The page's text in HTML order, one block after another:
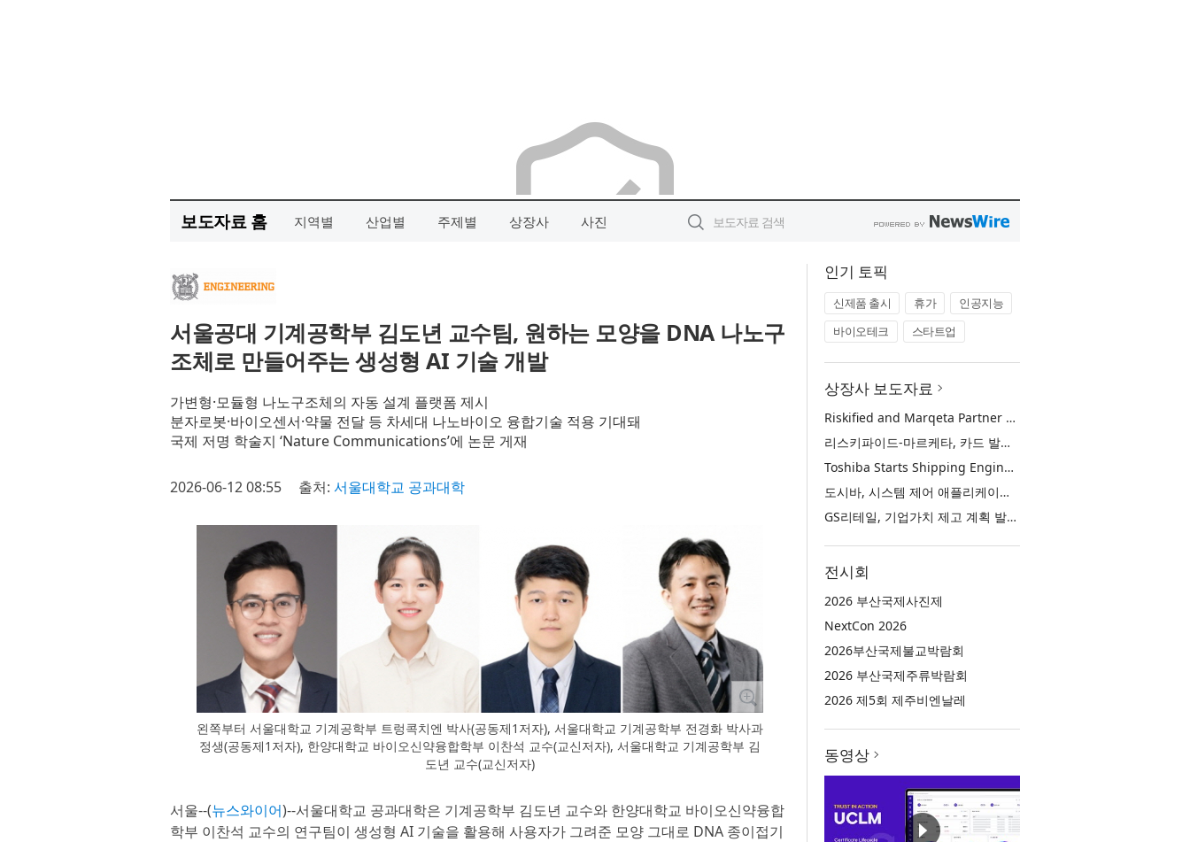
보도자료 홈 지역별 산업별 주제별 상장사 사진
서울공대 기계공학부 김도년 교수팀, 원하는 모양을 DNA 나노구
조체로 만들어주는 생성형 AI 기술 개발
가변형·모듈형 나노구조체의 자동 설계 플랫폼 제시
분자로봇·바이오센서·약물 전달 등 차세대 나노바이오 융합기술 적용 기대돼
국제 저명 학술지 ‘Nature Communications’에 논문 게재
2026-06-12 08:55 출처: 서울대학교 공과대학
왼쪽부터 서울대학교 기계공학부 트렁콕치엔 박사(공동제1저자), 서울대학교 기계공학부 전경화 박사과
정생(공동제1저자), 한양대학교 바이오신약융합학부 이찬석 교수(교신저자), 서울대학교 기계공학부 김
도년 교수(교신저자)
서울--(뉴스와이어)--서울대학교 공과대학은 기계공학부 김도년 교수와 한양대학교 바이오신약융합
학부 이찬석 교수의 연구팀이 생성형 AI 기술을 활용해 사용자가 그려준 모양 그대로 DNA 종이접기
인기 토픽
신제품 출시 휴가
인공지능
바이오테크
스타트업
상장사 보도자료
Riskified and Marqeta Partner to Sharpen Card Issuer Authorization Decisions and Help Reduce False Declines
리스키파이드-마르케타, 카드 발급사의 승인 판단 정교화 및 오거절 감소 위해 협력
Toshiba Starts Shipping Engineering Samples of TXZ+™ Family Entry‑Class M4V Group, Standard Microcontrollers with Arm® Cortex®‑M4 Core for System Control Applications
도시바, 시스템 제어 애플리케이션용 ‘암 코어텍스-M4’ 코어 탑재 표준 마이크로컨트롤러 TXZ+ 패밀리 엔트리 클래스 ‘M4V 그룹’ 엔지니어링 샘플 출하 개시
GS리테일, 기업가치 제고 계획 발표… 중장기 성장 기반 강화와 주주가치 제고
전시회
2026 부산국제사진제
NextCon 2026
2026부산국제불교박람회
2026 부산국제주류박람회
2026 제5회 제주비엔날레
동영상